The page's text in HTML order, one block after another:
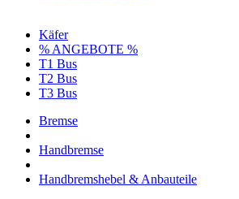
Käfer
% ANGEBOTE %
T1 Bus
T2 Bus
T3 Bus
Bremse
Handbremse
Handbremshebel & Anbauteile